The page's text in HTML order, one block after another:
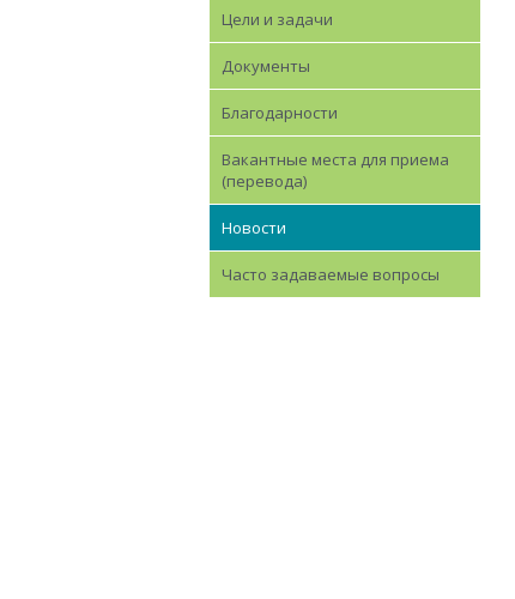
Цели и задачи
Документы
Благодарности
Вакантные места для приема
(перевода)
Новости
Часто задаваемые вопросы